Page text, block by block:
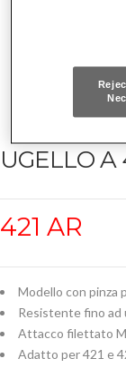
UGELLO A
421 AR
Modello con pinza
Resistente fino ad
Attacco filettato
Adatto per 421 e